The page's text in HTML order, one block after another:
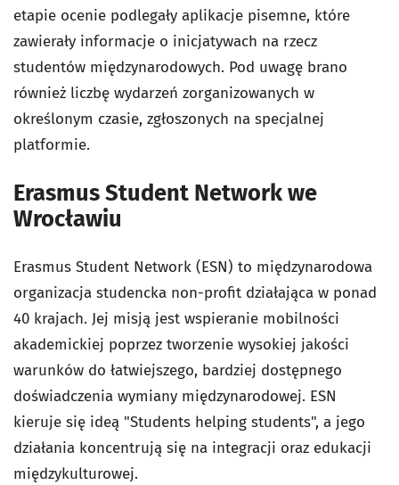
etapie ocenie podlegały aplikacje pisemne, które
zawierały informacje o inicjatywach na rzecz
studentów międzynarodowych. Pod uwagę brano
również liczbę wydarzeń zorganizowanych w
określonym czasie, zgłoszonych na specjalnej
platformie.
Erasmus Student Network we
Wrocławiu
Erasmus Student Network (ESN) to międzynarodowa
organizacja studencka non-profit działająca w ponad
40 krajach. Jej misją jest wspieranie mobilności
akademickiej poprzez tworzenie wysokiej jakości
warunków do łatwiejszego, bardziej dostępnego
doświadczenia wymiany międzynarodowej. ESN
kieruje się ideą "Students helping students", a jego
działania koncentrują się na integracji oraz edukacji
międzykulturowej.